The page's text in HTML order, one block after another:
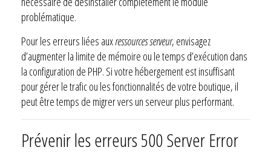
problématique.
Pour les erreurs liées auxressources serveur, envisagez
d’augmenter la limite de mémoire ou le temps d’exécution dans
la configuration de PHP. Si votre hébergement est insuffisant
pour gérer le trafic ou les fonctionnalités de votre boutique, il
peut être temps de migrer vers un serveur plus performant.
Prévenir les erreurs 500 Server Error